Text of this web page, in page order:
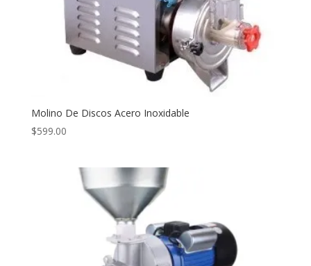
Molino De Discos Acero Inoxidable
$599.00